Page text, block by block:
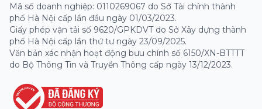
Mã số doanh nghiệp: 0110269067 do Sở Tài chính thành
phố Hà Nội cấp lần đầu ngày 01/03/2023.
Giấy phép vận tải số 9620/GPKDVT do Sở Xây dựng thành
phố Hà Nội cấp lần thứ tư ngày 23/09/2025.
Văn bản xác nhận hoạt động bưu chính số 6150/XN-BTTTT
do Bộ Thông Tin và Truyền Thông cấp ngày 13/12/2023.